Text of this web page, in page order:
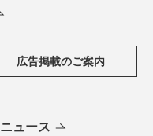
広告掲載のご案内
ニュース